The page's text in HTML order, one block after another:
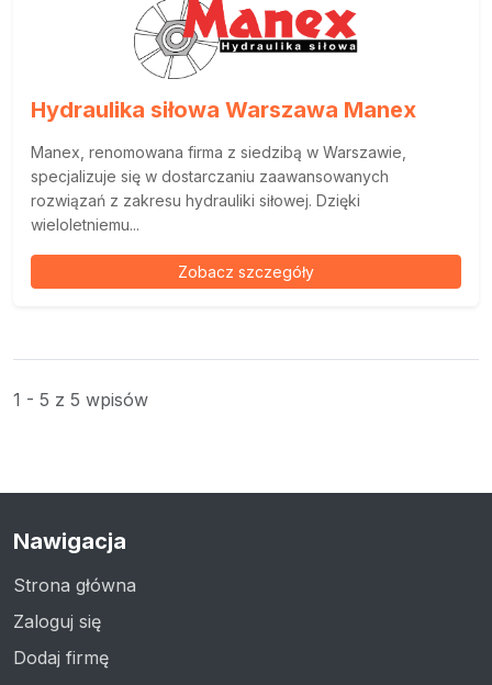
Hydraulika siłowa Warszawa Manex
Manex, renomowana firma z siedzibą w Warszawie,
specjalizuje się w dostarczaniu zaawansowanych
rozwiązań z zakresu hydrauliki siłowej. Dzięki
wieloletniemu...
Zobacz szczegóły
1 - 5 z 5 wpisów
Nawigacja
Strona główna
Zaloguj się
Dodaj firmę